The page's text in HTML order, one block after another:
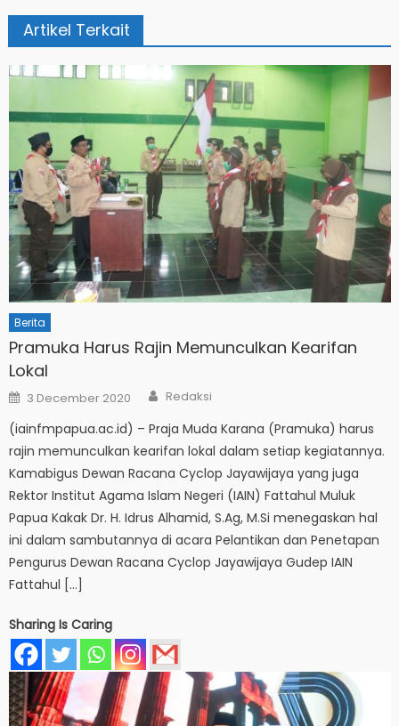
Artikel Terkait
Berita
Pramuka Harus Rajin Memunculkan Kearifan
Lokal
Posted
on
3 December 2020 Author
Redaksi
(iainfmpapua.ac.id) – Praja Muda Karana (Pramuka) harus
rajin memunculkan kearifan lokal dalam setiap kegiatannya.
Kamabigus Dewan Racana Cyclop Jayawijaya yang juga
Rektor Institut Agama Islam Negeri (IAIN) Fattahul Muluk
Papua Kakak Dr. H. Idrus Alhamid, S.Ag, M.Si menegaskan hal
ini dalam sambutannya di acara Pelantikan dan Penetapan
Pengurus Dewan Racana Cyclop Jayawijaya Gudep IAIN
Fattahul […]
Sharing Is Caring